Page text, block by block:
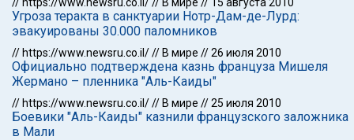
Угроза теракта в санктуарии Нотр-Дам-де-Лурд:
эвакуированы 30.000 паломников
// https://www.newsru.co.il/// В мире //26 июля 2010
Официально подтверждена казнь француза Мишеля
Жермано – пленника "Аль-Каиды"
// https://www.newsru.co.il/// В мире //25 июля 2010
Боевики "Аль-Каиды" казнили французского заложника
в Мали